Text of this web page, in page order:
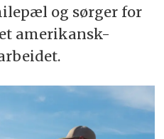
og sørger for
amerikansk-